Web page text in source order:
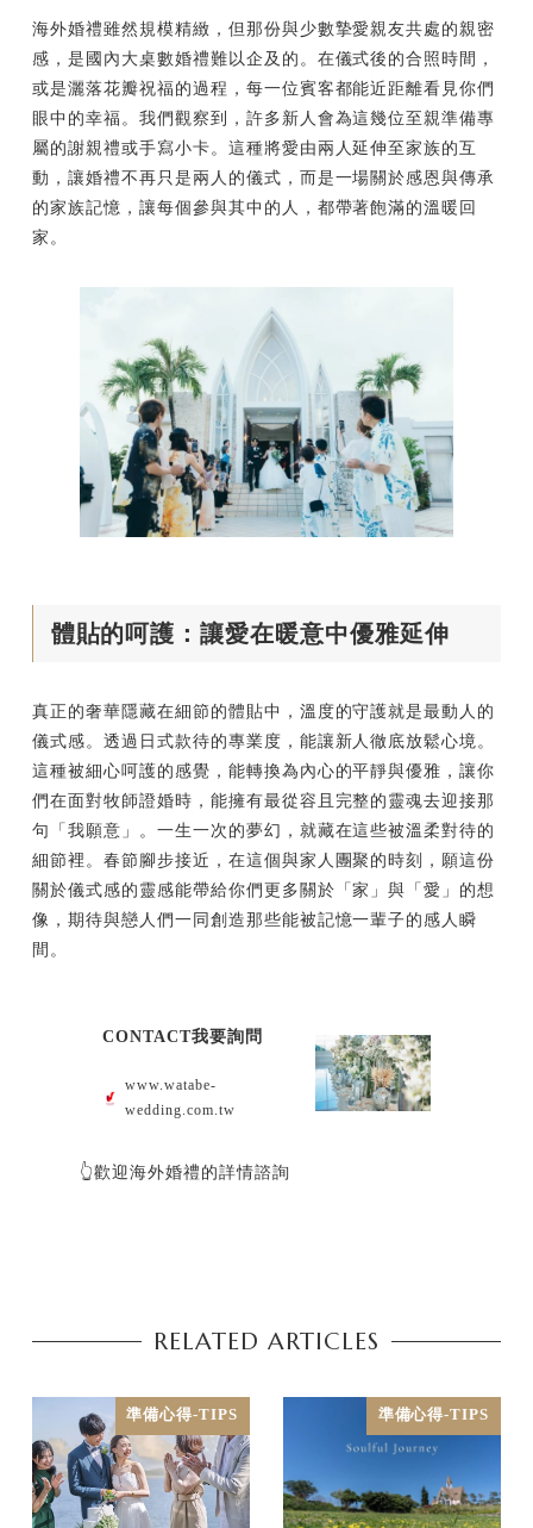
海外婚禮雖然規模精緻，但那份與少數摯愛親友共處的親密
感，是國內大桌數婚禮難以企及的。在儀式後的合照時間，
或是灑落花瓣祝福的過程，每一位賓客都能近距離看見你們
眼中的幸福。我們觀察到，許多新人會為這幾位至親準備專
屬的謝親禮或手寫小卡。這種將愛由兩人延伸至家族的互
動，讓婚禮不再只是兩人的儀式，而是一場關於感恩與傳承
的家族記憶，讓每個參與其中的人，都帶著飽滿的溫暖回
家。
體貼的呵護：讓愛在暖意中優雅延伸
真正的奢華隱藏在細節的體貼中，溫度的守護就是最動人的
儀式感。透過日式款待的專業度，能讓新人徹底放鬆心境。
這種被細心呵護的感覺，能轉換為內心的平靜與優雅，讓你
們在面對牧師證婚時，能擁有最從容且完整的靈魂去迎接那
句「我願意」。一生一次的夢幻，就藏在這些被溫柔對待的
細節裡。春節腳步接近，在這個與家人團聚的時刻，願這份
關於儀式感的靈感能帶給你們更多關於「家」與「愛」的想
像，期待與戀人們一同創造那些能被記憶一輩子的感人瞬
間。
CONTACT我要詢問
www.watabe-
wedding.com.tw
👆歡迎海外婚禮的詳情諮詢
RELATED ARTICLES
準備心得-TIPS 準備心得-TIPS